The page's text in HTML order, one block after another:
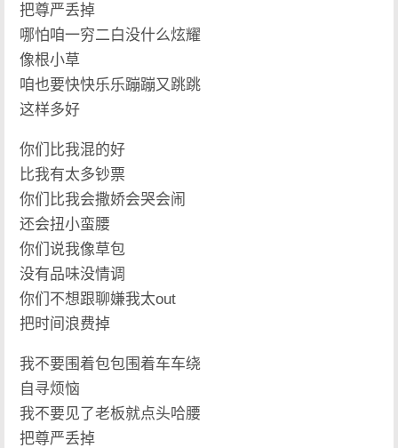
把尊严丢掉
哪怕咱一穷二白没什么炫耀
像根小草
咱也要快快乐乐蹦蹦又跳跳
这样多好
你们比我混的好
比我有太多钞票
你们比我会撒娇会哭会闹
还会扭小蛮腰
你们说我像草包
没有品味没情调
你们不想跟聊嫌我太out
把时间浪费掉
我不要围着包包围着车车绕
自寻烦恼
我不要见了老板就点头哈腰
把尊严丢掉